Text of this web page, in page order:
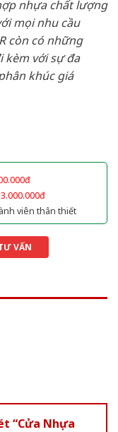
nhựa chất lượng
mọi nhu cầu
còn có những
kèm với sự đa
khúc giá
3.000.000đ
viên thân thiết
VẤN
“Cửa Nhựa